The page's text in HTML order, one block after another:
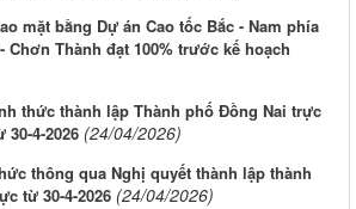
mặt bằng Dự án Cao tốc Bắc - Nam phía
Chơn Thành đạt 100% trước kế hoạch
thức thành lập Thành phố Đồng Nai trực
4-2026 (24/04/2026)
thông qua Nghị quyết thành lập thành
từ 30-4-2026 (24/04/2026)